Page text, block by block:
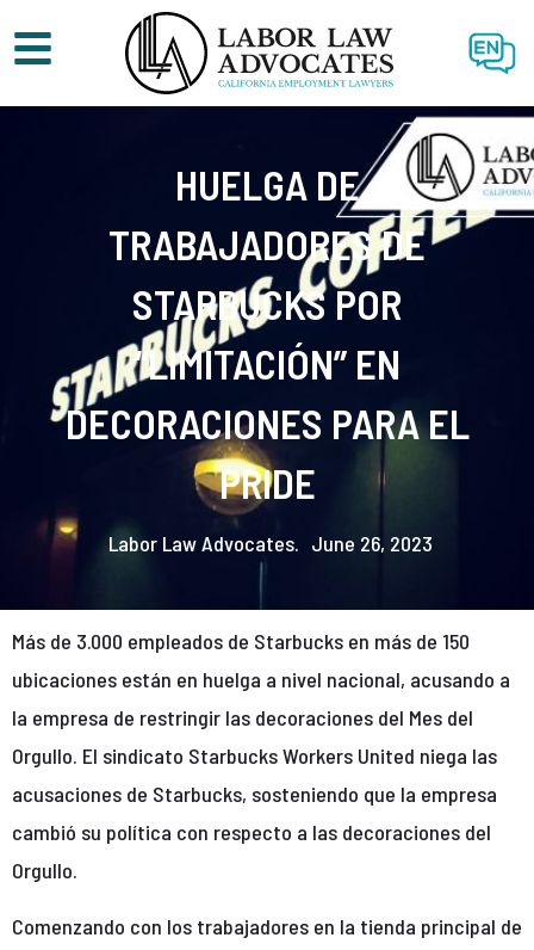
EN
HUELGA DE
TRABAJADORES DE
STARBUCKS POR
“LIMITACIÓN” EN
DECORACIONES PARA EL
PRIDE
Labor Law Advocates. June 26, 2023
Más de 3.000 empleados de Starbucks en más de 150
ubicaciones están en huelga a nivel nacional, acusando a
la empresa de restringir las decoraciones del Mes del
Orgullo. El sindicato Starbucks Workers United niega las
acusaciones de Starbucks, sosteniendo que la empresa
cambió su política con respecto a las decoraciones del
Orgullo.
Comenzando con los trabajadores en la tienda principal de